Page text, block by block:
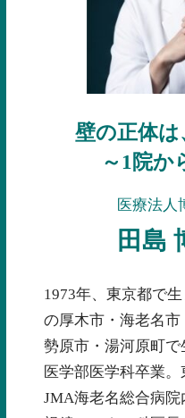
壁の正体は
～1院か
医療法人
田島
1973年、東京都で
の厚木市・海老名
勢原市・湯河原町
医学部医学科卒業。
JMA海老名総合病